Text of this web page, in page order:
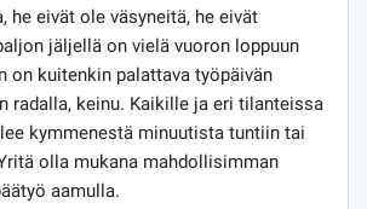
he eivät ole väsyneitä, he eivät
jäljellä on vielä vuoron loppuun
on kuitenkin palattava työpäivän
radalla, keinu. Kaikille ja eri tilanteissa
kymmenestä minuutista tuntiin tai
olla mukana mahdollisimman
aamulla.